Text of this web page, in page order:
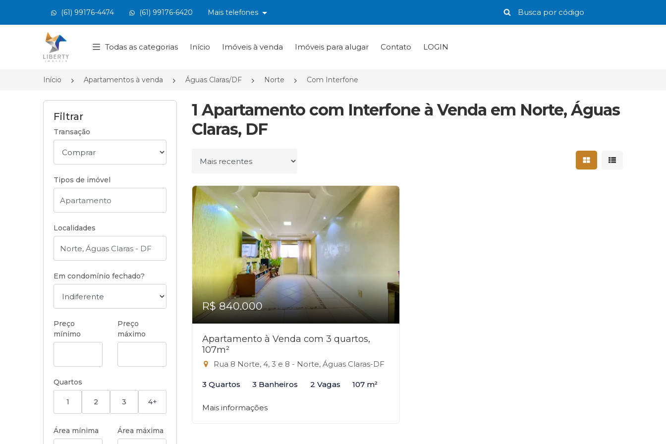
(61) 99176-4474 (61) 99176-6420 Mais telefones
Página inicial
Todas as categorias Início Imóveis à venda Imóveis para alugar Contato LOGIN
Início Apartamentos à venda Águas Claras/DF Norte Com Interfone
Filtrar
Transação
Tipos de imóvel
Localidades
Em condomínio fechado?
Preço
mínimo
Preço
máximo
Quartos
1 2 3 4+
Área mínima Área máxima
1 Apartamento com Interfone à Venda em Norte, Águas
Claras, DF
Ordenar por Mostrar resultados
Mostrar
R$ 840.000
Apartamento à Venda com 3 quartos,
107m²
Rua 8 Norte, 4, 3 e 8 - Norte, Águas Claras-DF
3 Quartos 3 Banheiros 2 Vagas 107 m²
Mais informações